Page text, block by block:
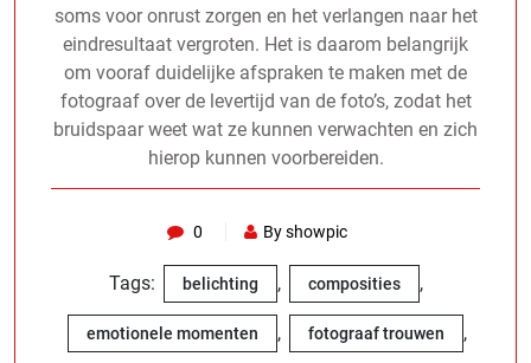
soms voor onrust zorgen en het verlangen naar het
eindresultaat vergroten. Het is daarom belangrijk
om vooraf duidelijke afspraken te maken met de
fotograaf over de levertijd van de foto’s, zodat het
bruidspaar weet wat ze kunnen verwachten en zich
hierop kunnen voorbereiden.
0 By showpic
Tags: belichting , composities ,
emotionele momenten , fotograaf trouwen ,